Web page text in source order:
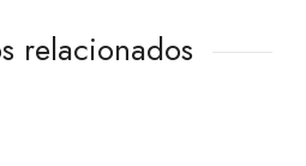
relacionados